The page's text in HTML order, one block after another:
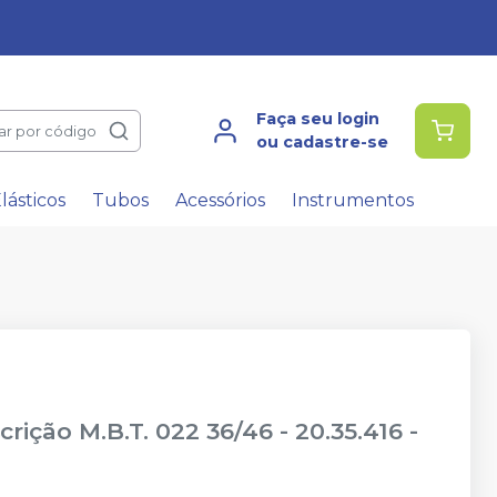
por código
Faça seu login
ou cadastre-se
Tubos Acessórios Instrumentos
M.B.T. 022 36/46 - 20.35.416 -